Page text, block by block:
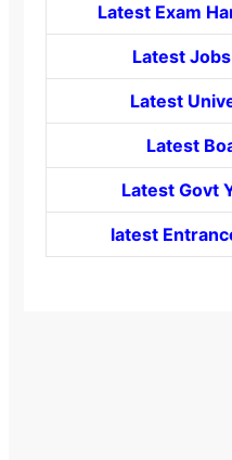
Latest Exam
Latest
Latest
Latest
Latest Govt
latest